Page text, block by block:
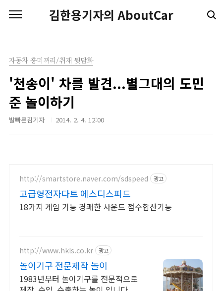
김한용기자의 AboutCar
자동차 흥미꺼리/취재 뒷담화
'천송이' 차를 발견...별그대의 도민
준 놀이하기
발빠른김기자 2014. 2. 4. 12:00
http://smartstore.naver.com/sdspeed 광고
고급형전자다트 에스디스피드
18가지 게임 기능 경쾌한 사운드 점수합산기능
http://www.hkls.co.kr 광고
놀이기구 전문제작 놀이
1983년부터 놀이기구를 전문적으로